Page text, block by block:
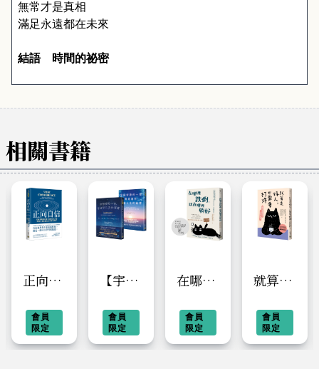
無常才是真相
滿足永遠都在未來
結語　時間的祕密
相關書籍
正向自
破懷疑
與恐
會員
限定
【宇宙
你好】
系列：
會員
限定
在哪裡
就在哪
裡躺好
會員
限定
就算是
也需要
打烊
會員
限定